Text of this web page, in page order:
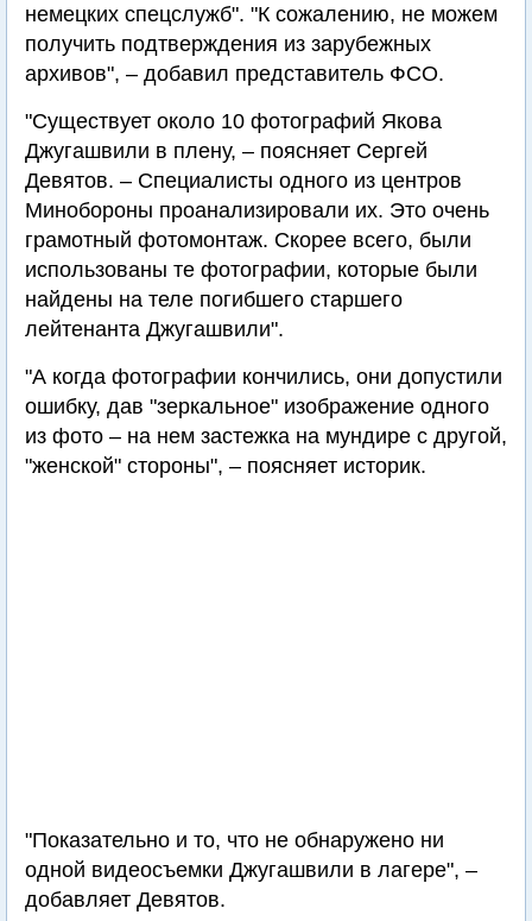
немецких спецслужб". "К сожалению, не можем
получить подтверждения из зарубежных
архивов", – добавил представитель ФСО.
"Существует около 10 фотографий Якова
Джугашвили в плену, – поясняет Сергей
Девятов. – Специалисты одного из центров
Минобороны проанализировали их. Это очень
грамотный фотомонтаж. Скорее всего, были
использованы те фотографии, которые были
найдены на теле погибшего старшего
лейтенанта Джугашвили".
"А когда фотографии кончились, они допустили
ошибку, дав "зеркальное" изображение одного
из фото – на нем застежка на мундире с другой,
"женской" стороны", – поясняет историк.
"Показательно и то, что не обнаружено ни
одной видеосъемки Джугашвили в лагере", –
добавляет Девятов.